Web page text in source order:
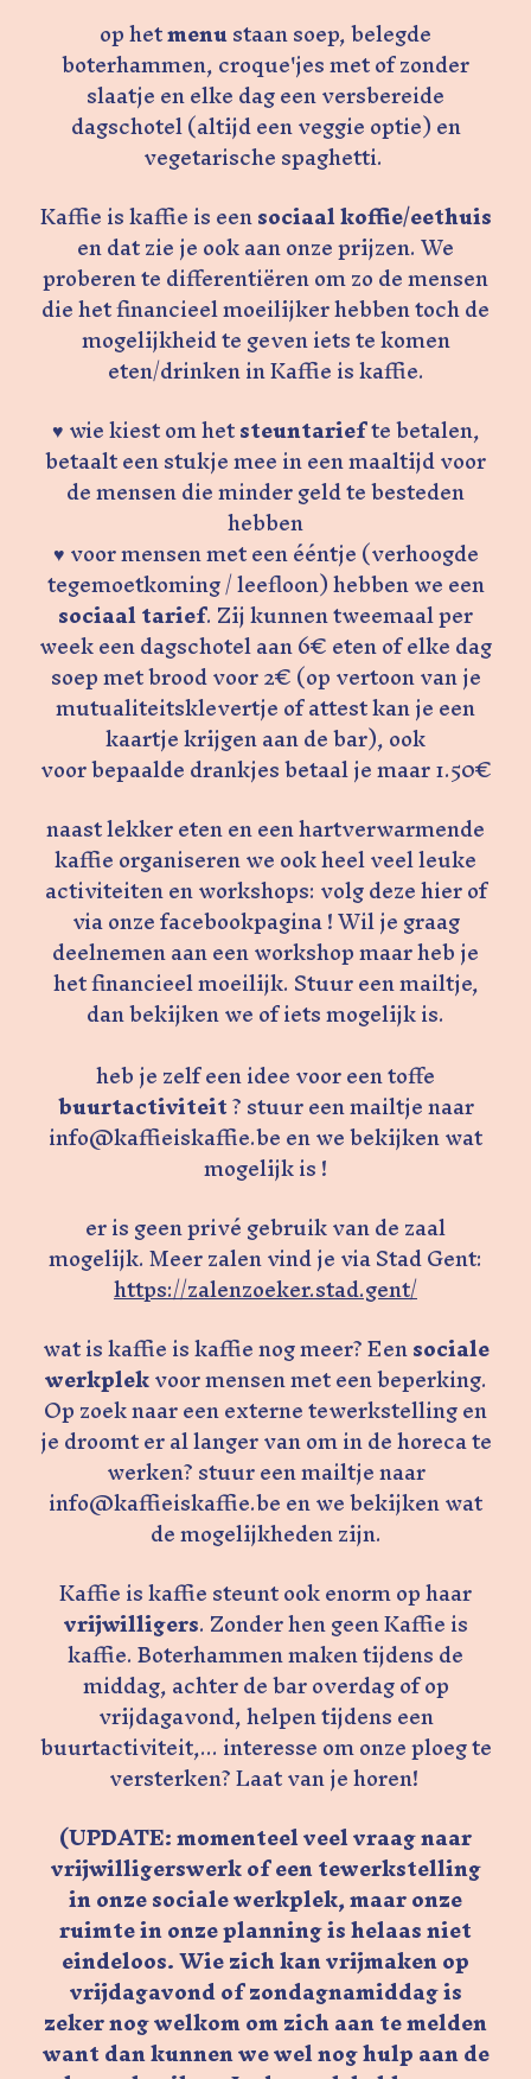
op hetmenustaan soep, belegde
boterhammen, croque'jes met of zonder
slaatje en elke dag een versbereide
dagschotel (altijd een veggie optie) en
vegetarische spaghetti.
Kaffie is kaffie is eensociaal koffie/eethuis
en dat zie je ook aan onze prijzen. We
proberen te differentiëren om zo de mensen
die het financieel moeilijker hebben toch de
mogelijkheid te geven iets te komen
eten/drinken in Kaffie is kaffie.
♥ wie kiest om hetsteuntariefte betalen,
betaalt een stukje mee in een maaltijd voor
de mensen die minder geld te besteden
hebben
♥ voor mensen met een ééntje (verhoogde
tegemoetkoming / leefloon) hebben we een
sociaaltarief. Zij kunnen tweemaal per
week een dagschotel aan 6€ eten of elke dag
soep met brood voor 2€ (op vertoon van je
mutualiteitsklevertje of attest kan je een
kaartje krijgen aan de bar), ook
voor bepaalde drankjes betaal je maar 1.50€
naast lekker eten en een hartverwarmende
kaffie organiseren we ook heel veel leuke
activiteiten en workshops: volg deze hier of
via onze facebookpagina ! Wil je graag
deelnemen aan een workshop maar heb je
het financieel moeilijk. Stuur een mailtje,
dan bekijken we of iets mogelijk is.
heb je zelf een idee voor een toffe
buurtactiviteit? stuur een mailtje naar
info@kaffieiskaffie.be en we bekijken wat
mogelijk is !
er is geen privé gebruik van de zaal
mogelijk. Meer zalen vind je via Stad Gent:
https://zalenzoeker.stad.gent/
wat is kaffie is kaffie nog meer? Eensociale
werkplekvoor mensen met een beperking.
Op zoek naar een externe tewerkstelling en
je droomt er al langer van om in de horeca te
werken? stuur een mailtje naar
info@kaffieiskaffie.be en we bekijken wat
de mogelijkheden zijn.
Kaffie is kaffie steunt ook enorm op haar
vrijwilligers. Zonder hen geen Kaffie is
kaffie. Boterhammen maken tijdens de
middag, achter de bar overdag of op
vrijdagavond, helpen tijdens een
buurtactiviteit,... interesse om onze ploeg te
versterken? Laat van je horen!
(UPDATE: momenteel veel vraag naar
vrijwilligerswerk of een tewerkstelling
in onze sociale werkplek, maar onze
ruimte in onze planning is helaas niet
eindeloos. Wie zich kan vrijmaken op
vrijdagavond of zondagnamiddag is
zeker nog welkom om zich aan te melden
want dan kunnen we wel nog hulp aan de